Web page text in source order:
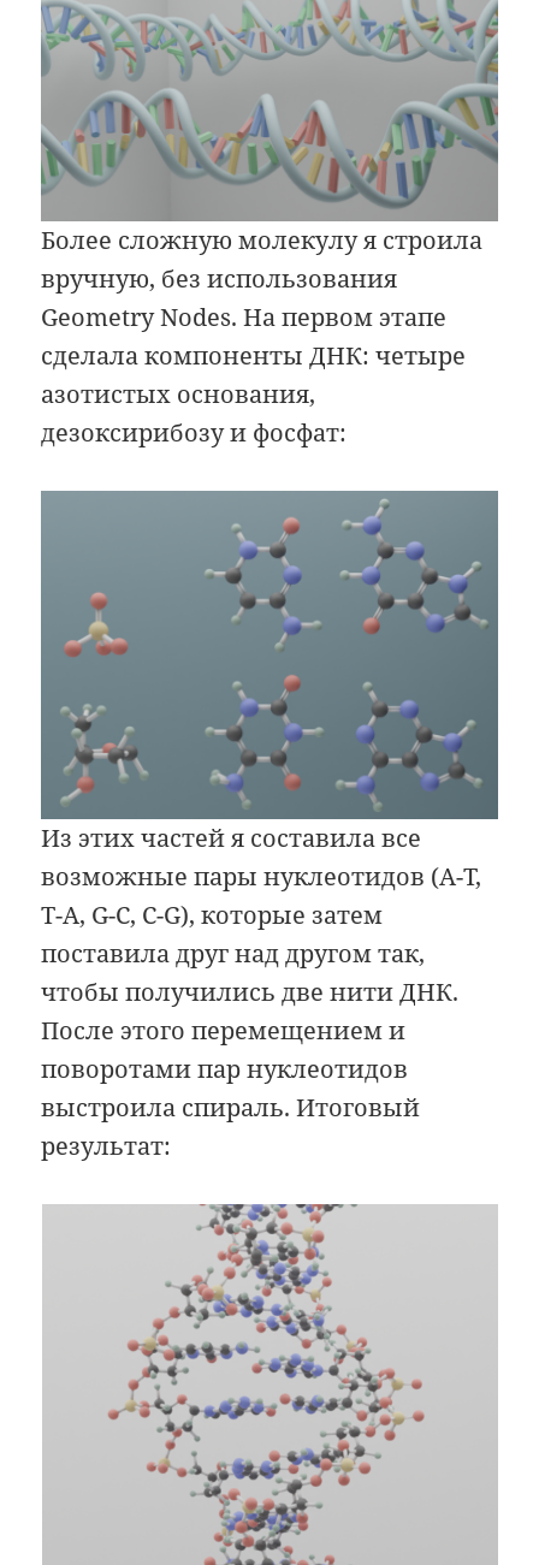
Более сложную молекулу я строила
вручную, без использования
Geometry Nodes. На первом этапе
сделала компоненты ДНК: четыре
азотистых основания,
дезоксирибозу и фосфат:
Из этих частей я составила все
возможные пары нуклеотидов (A-T,
T-A, G-C, C-G), которые затем
поставила друг над другом так,
чтобы получились две нити ДНК.
После этого перемещением и
поворотами пар нуклеотидов
выстроила спираль. Итоговый
результат: